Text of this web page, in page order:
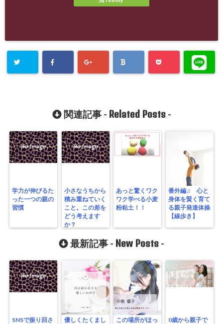
関連記事 - Related Posts-
学力が伸びるた
った一つの親の
習慣
小さなうちから
積み重ねていく
こと。この差を
どう考えます
か？
あっと驚くワク
ワク学べる小麦
粉粘土！！
番外編♫ 心と
身体を賢く育て
る親子発達体操
【線歩き】
最新記事 - New Posts -
SNSで振り回さ
優しくたくまし
この場所がほっ
0歳から親子で